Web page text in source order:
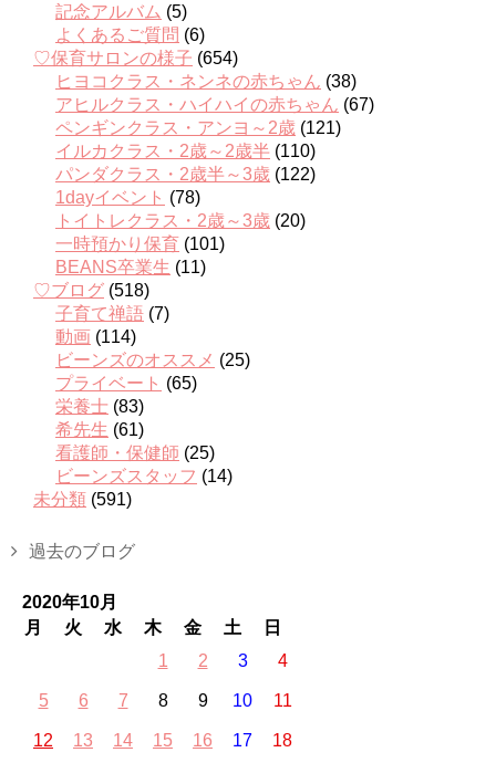
記念アルバム (5)
よくあるご質問 (6)
♡保育サロンの様子 (654)
ヒヨコクラス・ネンネの赤ちゃん (38)
アヒルクラス・ハイハイの赤ちゃん (67)
ペンギンクラス・アンヨ～2歳 (121)
イルカクラス・2歳～2歳半 (110)
パンダクラス・2歳半～3歳 (122)
1dayイベント (78)
トイトレクラス・2歳～3歳 (20)
一時預かり保育 (101)
BEANS卒業生 (11)
♡ブログ (518)
子育て禅語 (7)
動画 (114)
ビーンズのオススメ (25)
プライベート (65)
栄養士 (83)
希先生 (61)
看護師・保健師 (25)
ビーンズスタッフ (14)
未分類 (591)
過去のブログ
2020年10月
月
火 水 木 金 土
日
1
2 3 4
5 6 7 8 9 10 11
12 13 14 15 16 17 18